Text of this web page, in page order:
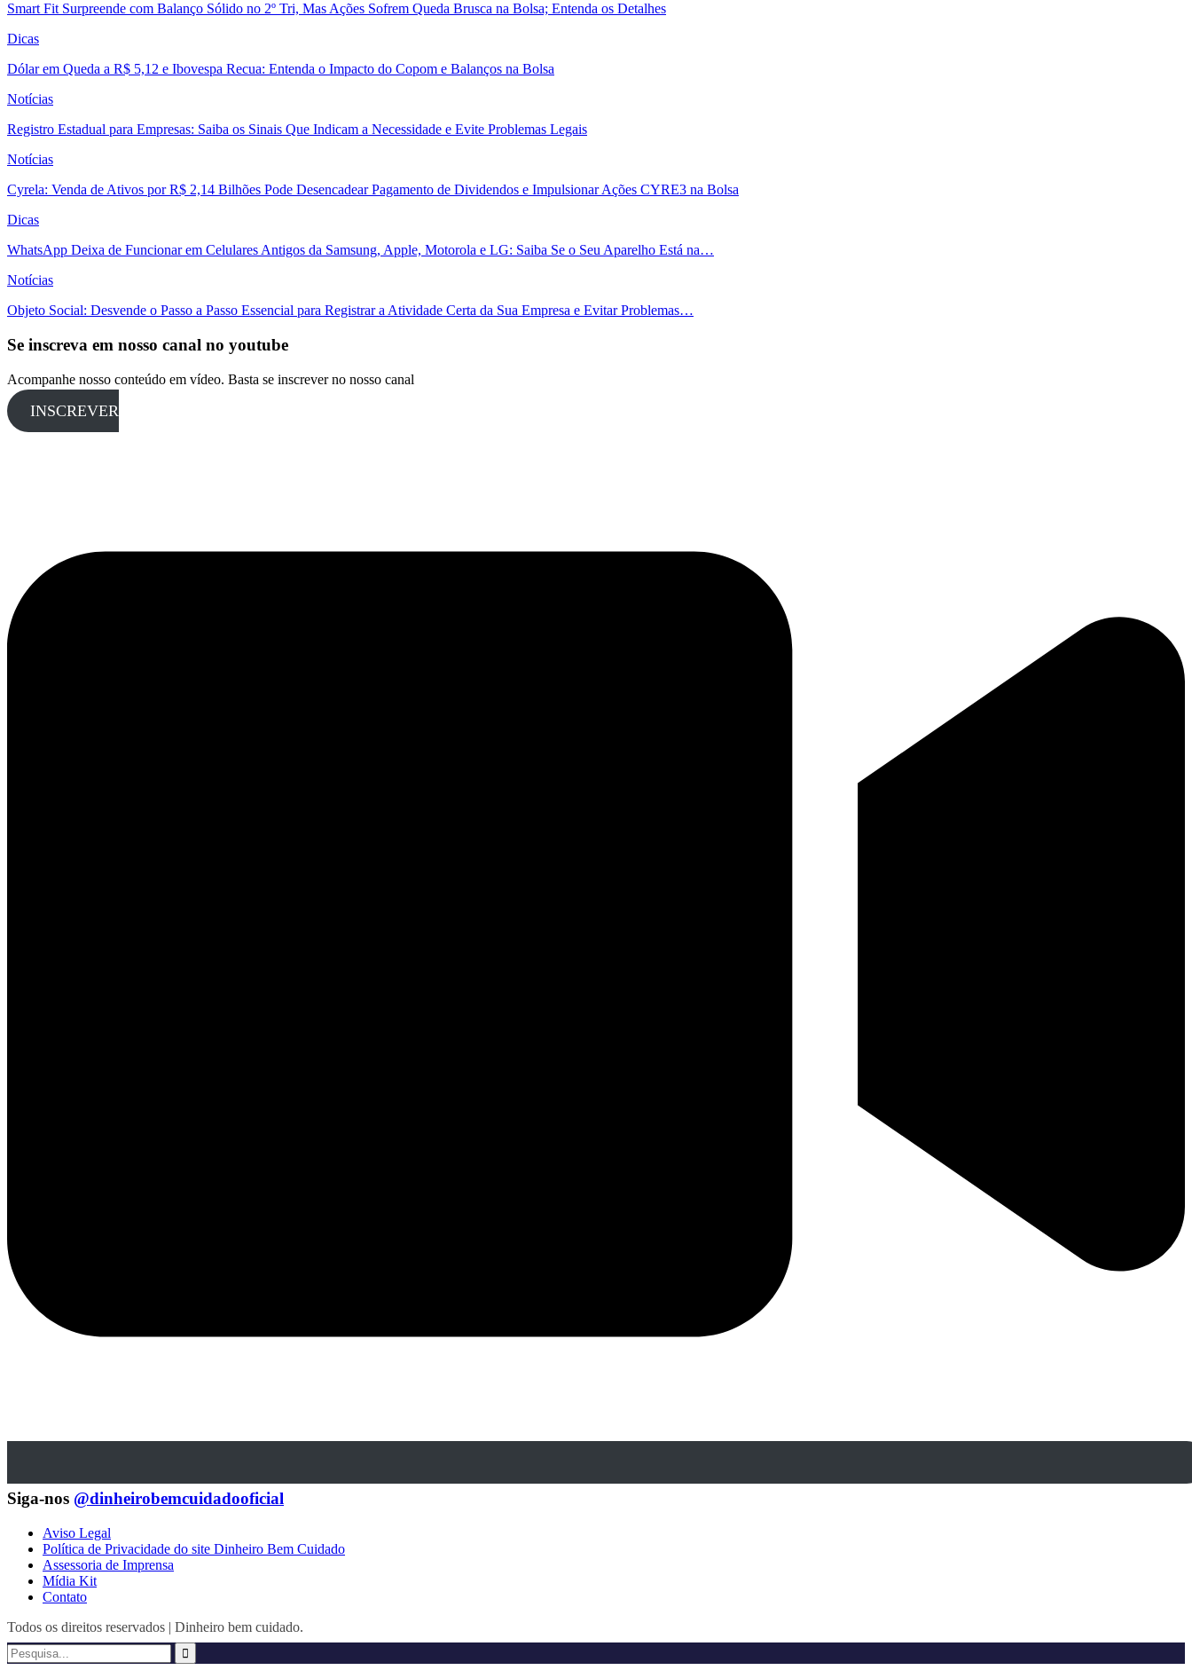
Smart Fit Surpreende com Balanço Sólido no 2º Tri, Mas Ações Sofrem Queda Brusca na Bolsa; Entenda os Detalhes
Dicas
Dólar em Queda a R$ 5,12 e Ibovespa Recua: Entenda o Impacto do Copom e Balanços na Bolsa
Notícias
Registro Estadual para Empresas: Saiba os Sinais Que Indicam a Necessidade e Evite Problemas Legais
Notícias
Cyrela: Venda de Ativos por R$ 2,14 Bilhões Pode Desencadear Pagamento de Dividendos e Impulsionar Ações CYRE3 na Bolsa
Dicas
WhatsApp Deixa de Funcionar em Celulares Antigos da Samsung, Apple, Motorola e LG: Saiba Se o Seu Aparelho Está na…
Notícias
Objeto Social: Desvende o Passo a Passo Essencial para Registrar a Atividade Certa da Sua Empresa e Evitar Problemas…
Se inscreva em nosso canal no youtube
Acompanhe nosso conteúdo em vídeo. Basta se inscrever no nosso canal
INSCREVER
Siga-nos @dinheirobemcuidadooficial
Aviso Legal
Política de Privacidade do site Dinheiro Bem Cuidado
Assessoria de Imprensa
Mídia Kit
Contato
Todos os direitos reservados | Dinheiro bem cuidado.